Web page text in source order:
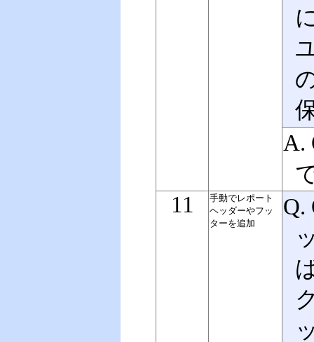
A.
11
手動でレポート
ヘッダーやフッ
ターを追加
Q.